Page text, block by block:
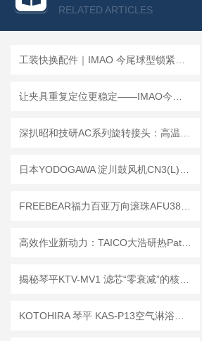
RELATED ARTICLES